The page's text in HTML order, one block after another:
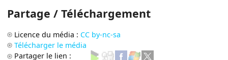
Partage / Téléchargement
Licence du média : CC by-nc-sa
Télécharger le média
Partager le lien :